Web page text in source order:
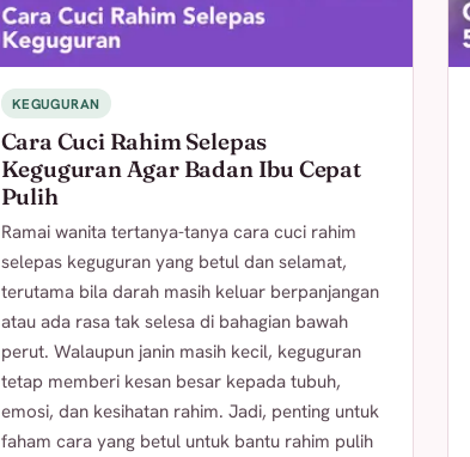
KEGUGURAN
Cara Cuci Rahim Selepas
Keguguran Agar Badan Ibu Cepat
Pulih
Ramai wanita tertanya-tanya cara cuci rahim
selepas keguguran yang betul dan selamat,
terutama bila darah masih keluar berpanjangan
atau ada rasa tak selesa di bahagian bawah
perut. Walaupun janin masih kecil, keguguran
tetap memberi kesan besar kepada tubuh,
emosi, dan kesihatan rahim. Jadi, penting untuk
faham cara yang betul untuk bantu rahim pulih